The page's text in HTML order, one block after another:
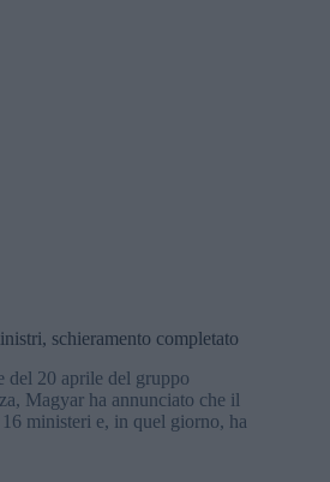
schieramento completato
del 20 aprile del gruppo
Magyar ha annunciato che il
ministeri e, in quel giorno, ha